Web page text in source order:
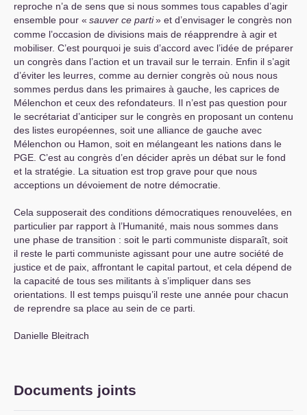
reproche n’a de sens que si nous sommes tous capables d’agir
ensemble pour « sauver ce parti» et d’envisager le congrès non
comme l’occasion de divisions mais de réapprendre à agir et
mobiliser. C’est pourquoi je suis d’accord avec l’idée de préparer
un congrès dans l’action et un travail sur le terrain. Enfin il s’agit
d’éviter les leurres, comme au dernier congrès où nous nous
sommes perdus dans les primaires à gauche, les caprices de
Mélenchon et ceux des refondateurs. Il n’est pas question pour
le secrétariat d’anticiper sur le congrès en proposant un contenu
des listes européennes, soit une alliance de gauche avec
Mélenchon ou Hamon, soit en mélangeant les nations dans le
PGE . C’est au congrès d’en décider après un débat sur le fond
et la stratégie. La situation est trop grave pour que nous
acceptions un dévoiement de notre démocratie.
Cela supposerait des conditions démocratiques renouvelées, en
particulier par rapport à l’Humanité, mais nous sommes dans
une phase de transition : soit le parti communiste disparaît, soit
il reste le parti communiste agissant pour une autre société de
justice et de paix, affrontant le capital partout, et cela dépend de
la capacité de tous ses militants à s’impliquer dans ses
orientations. Il est temps puisqu’il reste une année pour chacun
de reprendre sa place au sein de ce parti.
Danielle Bleitrach
Documents joints